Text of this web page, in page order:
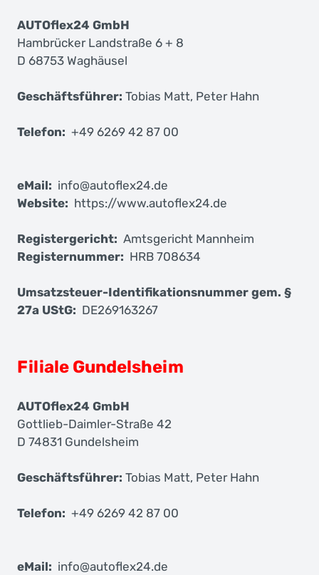
Innovatives
Autohaus
AUTOflex24 GmbH
Hambrücker Landstraße 6 + 8
D 68753 Waghäusel
Geschäftsführer: Tobias Matt, Peter Hahn
Telefon: +49 6269 42 87 00
eMail: info@autoflex24.de
Website: https://www.autoflex24.de
Registergericht: Amtsgericht Mannheim
Registernummer: HRB 708634
Umsatzsteuer-Identifikationsnummer gem. §
27a UStG: DE269163267
Filiale Gundelsheim
AUTOflex24 GmbH
Gottlieb-Daimler-Straße 42
D 74831 Gundelsheim
Geschäftsführer: Tobias Matt, Peter Hahn
Telefon: +49 6269 42 87 00
eMail: info@autoflex24.de